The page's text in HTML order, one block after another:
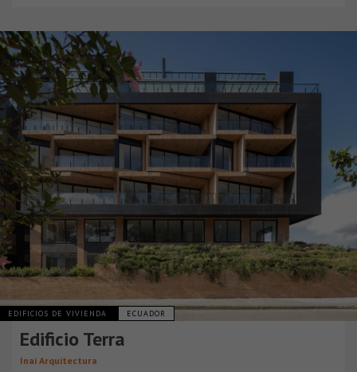
EDIFICIOS DE VIVIENDA ECUADOR
Edificio Terra
Inai Arquitectura